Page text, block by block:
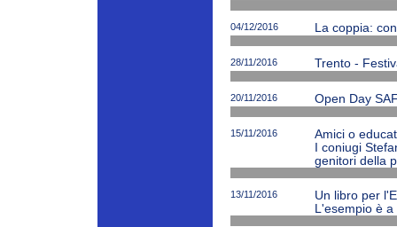
04/12/2016 La coppia:
28/11/2016 Trento -
20/11/2016 Open Day
15/11/2016
Amici o
I coniugi
genitori della
13/11/2016
Un libro per
L'esempio è a